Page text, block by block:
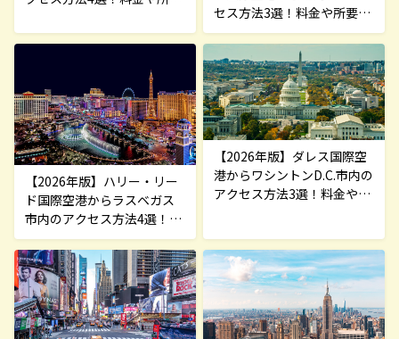
セス方法3選！料金や所要時
間を解説
【2026年版】ハリー・リー
ド国際空港からラスベガス
市内のアクセス方法4選！料
金や所要時間を解説
【2026年版】ダレス国際空
港からワシントンD.C.市内の
アクセス方法3選！料金や所